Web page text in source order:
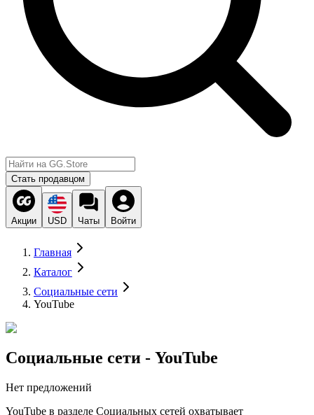
Стать продавцом
Акции USD Чаты Войти
Главная
Каталог
Социальные сети
YouTube
Социальные сети - YouTube
Нет предложений
YouTube в разделе Социальных сетей охватывает